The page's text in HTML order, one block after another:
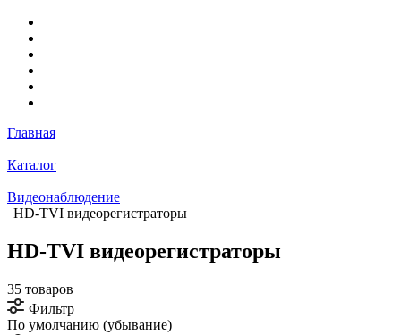
Главная
Каталог
Видеонаблюдение
HD-TVI видеорегистраторы
HD-TVI видеорегистраторы
35 товаров
Фильтр
По умолчанию (убывание)